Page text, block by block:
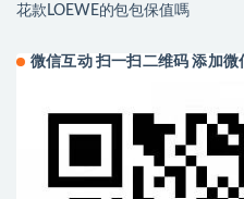
花款LOEWE的包包保值嗎
微信互动 扫一扫二维码 添加微